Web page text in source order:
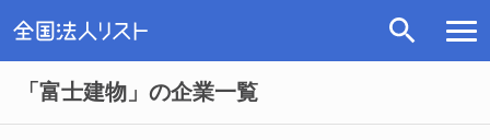
「富士建物」の企業一覧